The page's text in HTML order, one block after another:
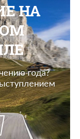
НА
года?